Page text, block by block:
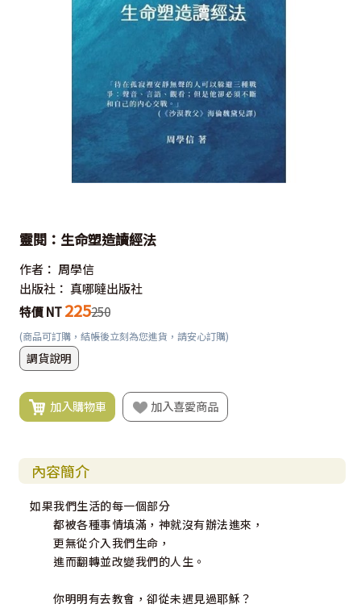
靈閱：生命塑造讀經法
作者： 周學信
出版社： 真哪噠出版社
特價 NT 225250
(商品可訂購，結帳後立刻為您進貨，請安心訂購)
調貨說明
加入購物車 加入喜愛商品
內容簡介
如果我們生活的每一個部分
都被各種事情填滿，神就沒有辦法進來，
更無從介入我們生命，
進而翻轉並改變我們的人生。
你明明有去教會，卻從未遇見過耶穌？